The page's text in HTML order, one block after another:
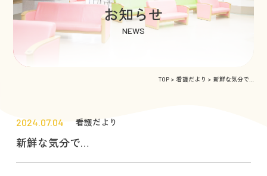
お知らせ
NEWS
TOP 看護だより 新鮮な気分で…
2024.07.04 看護だより
新鮮な気分で…